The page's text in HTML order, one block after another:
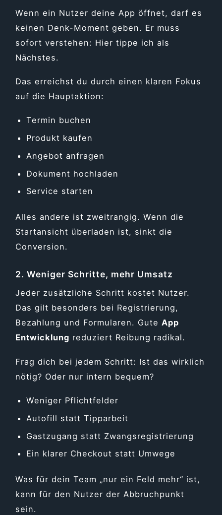
Wenn ein Nutzer deine App öffnet, darf es
keinen Denk-Moment geben. Er muss
sofort verstehen: Hier tippe ich als
Nächstes.
Das erreichst du durch einen klaren Fokus
auf die Hauptaktion:
Termin buchen
Produkt kaufen
Angebot anfragen
Dokument hochladen
Service starten
Alles andere ist zweitrangig. Wenn die
Startansicht überladen ist, sinkt die
Conversion.
2. Weniger Schritte, mehr Umsatz
Jeder zusätzliche Schritt kostet Nutzer.
Das gilt besonders bei Registrierung,
Bezahlung und Formularen. GuteApp
Entwicklung reduziert Reibung radikal.
Frag dich bei jedem Schritt: Ist das wirklich
nötig? Oder nur intern bequem?
Weniger Pflichtfelder
Autofill statt Tipparbeit
Gastzugang statt Zwangsregistrierung
Ein klarer Checkout statt Umwege
Was für dein Team „nur ein Feld mehr“ ist,
kann für den Nutzer der Abbruchpunkt
sein.